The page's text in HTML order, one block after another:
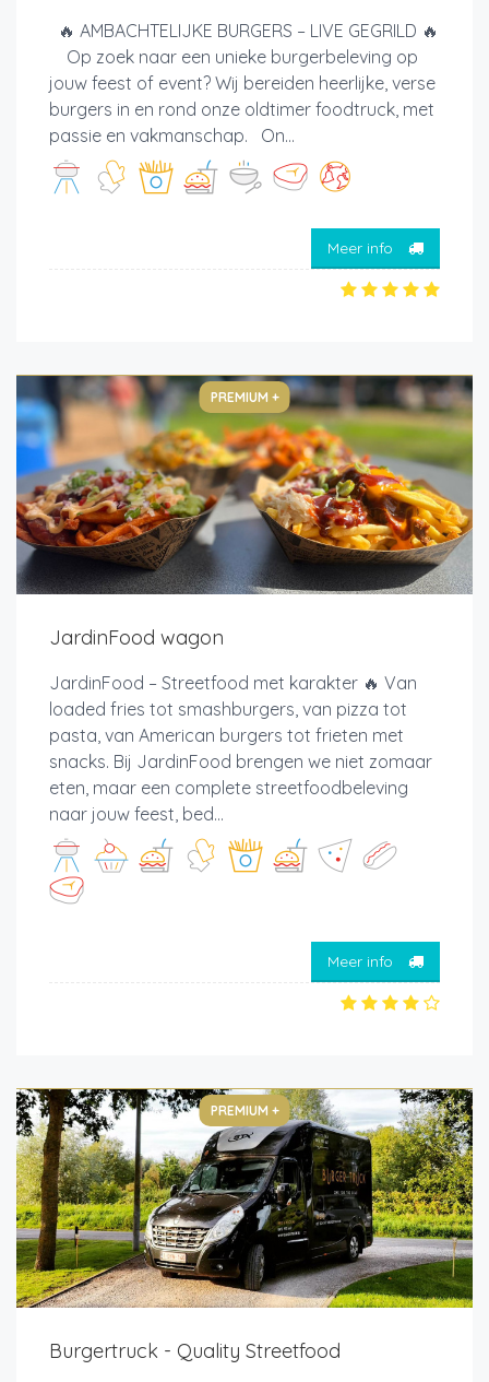
🔥 AMBACHTELIJKE BURGERS – LIVE GEGRILD 🔥
Op zoek naar een unieke burgerbeleving op
jouw feest of event? Wij bereiden heerlijke, verse
burgers in en rond onze oldtimer foodtruck, met
passie en vakmanschap. On...
Meer info
PREMIUM +
JardinFood wagon
JardinFood – Streetfood met karakter 🔥 Van
loaded fries tot smashburgers, van pizza tot
pasta, van American burgers tot frieten met
snacks. Bij JardinFood brengen we niet zomaar
eten, maar een complete streetfoodbeleving
naar jouw feest, bed...
Meer info
PREMIUM +
Burgertruck - Quality Streetfood